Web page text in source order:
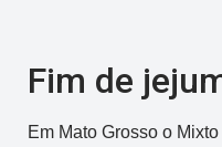
Fim de
Em Mato Grosso o